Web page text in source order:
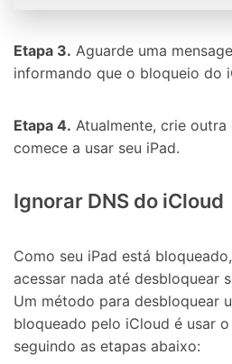
Etapa 3. Aguarde uma
informando que o bloqueio do
Etapa 4. Atualmente, crie
comece a usar seu iPad.
Ignorar DNS do iCloud
Como seu iPad está
acessar nada até desbloquear
Um método para desbloquear
bloqueado pelo iCloud é usar
seguindo as etapas abaixo: